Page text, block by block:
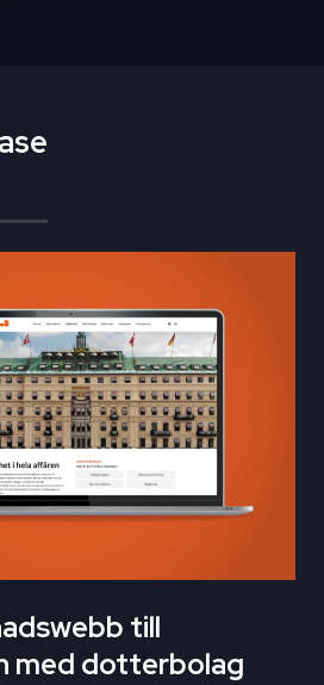
till
med dotterbolag